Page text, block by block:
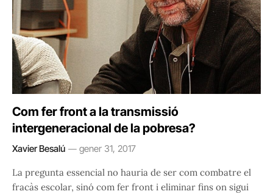
Com fer front a la transmissió
intergeneracional de la pobresa?
Xavier Besalú gener 31, 2017
La pregunta essencial no hauria de ser com combatre el
fracàs escolar, sinó com fer front i eliminar fins on sigui